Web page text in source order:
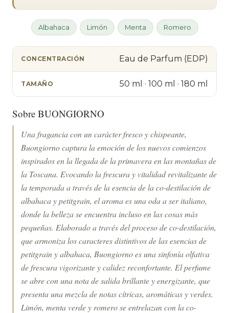
Albahaca Limón Menta Romero
CONCENTRACIÓN Eau de Parfum (EDP)
TAMAÑO 50 ml · 100 ml · 180 ml
Sobre BUONGIORNO
Una fragancia con un carácter fresco y chispeante,
Buongiorno captura la emoción de los nuevos comienzos
inspirados en la llegada de la primavera en las montañas de
la Toscana. Evocando la frescura y vitalidad revitalizante de
la temporada a través de la esencia de la co-destilación de
albahaca y petitgrain, el aroma es una oda a ser italiano,
donde la belleza se encuentra incluso en las cosas más
pequeñas. Elaborado a través del proceso de co-destilación,
que armoniza los caracteres distintivos de las esencias de
petitgrain y albahaca, Buongiorno es una sinfonía olfativa
de frescura vigorizante y calidez reconfortante. El perfume
se abre con una nota de salida brillante y energizante, que
presenta una mezcla de notas cítricas, aromáticas y verdes.
Limón, menta verde y romero se entrelazan con la co-